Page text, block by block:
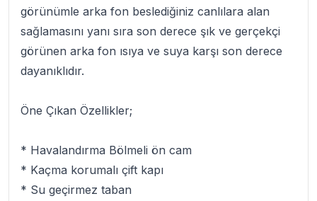
görünümle arka fon beslediğiniz canlılara alan
sağlamasını yanı sıra son derece şık ve gerçekçi
görünen arka fon ısıya ve suya karşı son derece
dayanıklıdır.
Öne Çıkan Özellikler;
* Havalandırma Bölmeli ön cam
* Kaçma korumalı çift kapı
* Su geçirmez taban